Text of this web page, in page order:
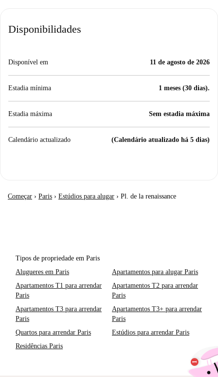
Disponibilidades
Disponível em 11 de agosto de 2026
Estadia mínima 1 meses (30 dias).
Estadia máxima Sem estadia máxima
Calendário actualizado (Calendário atualizado há 5 dias)
Começar › Paris › Estúdios para alugar › Pl. de la renaissance
Tipos de propriedade em Paris
Alugueres em Paris
Apartamentos para alugar Paris
Apartamentos T1 para arrendar
Paris
Apartamentos T2 para arrendar
Paris
Apartamentos T3 para arrendar
Paris
Apartamentos T3+ para arrendar
Paris
Quartos para arrendar Paris
Estúdios para arrendar Paris
Residências Paris